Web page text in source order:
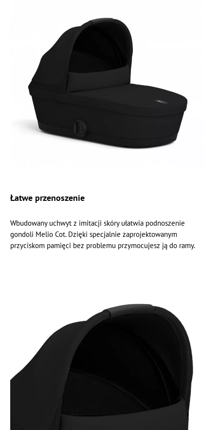
Łatwe przenoszenie
Wbudowany uchwyt z imitacji skóry ułatwia podnoszenie
gondoli Melio Cot. Dzięki specjalnie zaprojektowanym
przyciskom pamięci bez problemu przymocujesz ją do ramy.